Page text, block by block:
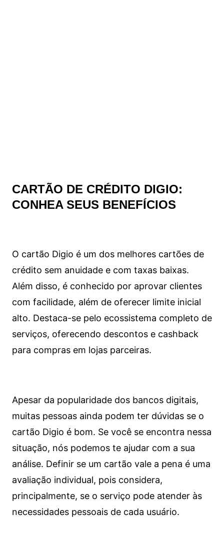
CARTÃO DE CRÉDITO DIGIO:
CONHEA SEUS BENEFÍCIOS
O cartão Digio é um dos melhores cartões de
crédito sem anuidade e com taxas baixas.
Além disso, é conhecido por aprovar clientes
com facilidade, além de oferecer limite inicial
alto. Destaca-se pelo ecossistema completo de
serviços, oferecendo descontos e cashback
para compras em lojas parceiras.
Apesar da popularidade dos bancos digitais,
muitas pessoas ainda podem ter dúvidas se o
cartão Digio é bom. Se você se encontra nessa
situação, nós podemos te ajudar com a sua
análise. Definir se um cartão vale a pena é uma
avaliação individual, pois considera,
principalmente, se o serviço pode atender às
necessidades pessoais de cada usuário.